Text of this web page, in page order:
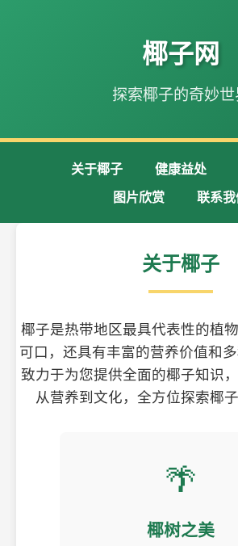
椰子网
探索椰子的奇妙
关于椰子 健康益处
图片欣赏
联系
关于椰子
椰子是热带地区最具代表性的植
可口，还具有丰富的营养价值和
致力于为您提供全面的椰子知识，
从营养到文化，全方位探索椰子
🌴
椰树之美